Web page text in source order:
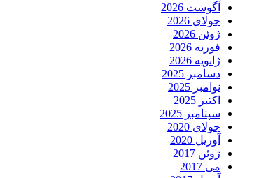
آگوست 2026
جولای 2026
ژوئن 2026
فوریه 2026
ژانویه 2026
دسامبر 2025
نوامبر 2025
اکتبر 2025
سپتامبر 2025
جولای 2020
آوریل 2020
ژوئن 2017
می 2017